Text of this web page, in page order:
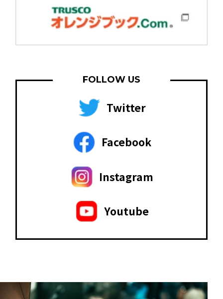
FOLLOW US
Twitter
Facebook
Instagram
Youtube